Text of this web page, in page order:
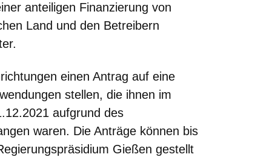
anteiligen Finanzierung von
Land und den Betreibern
einen Antrag auf eine
stellen, die ihnen im
aufgrund des
waren. Die Anträge können bis
Gießen gestellt